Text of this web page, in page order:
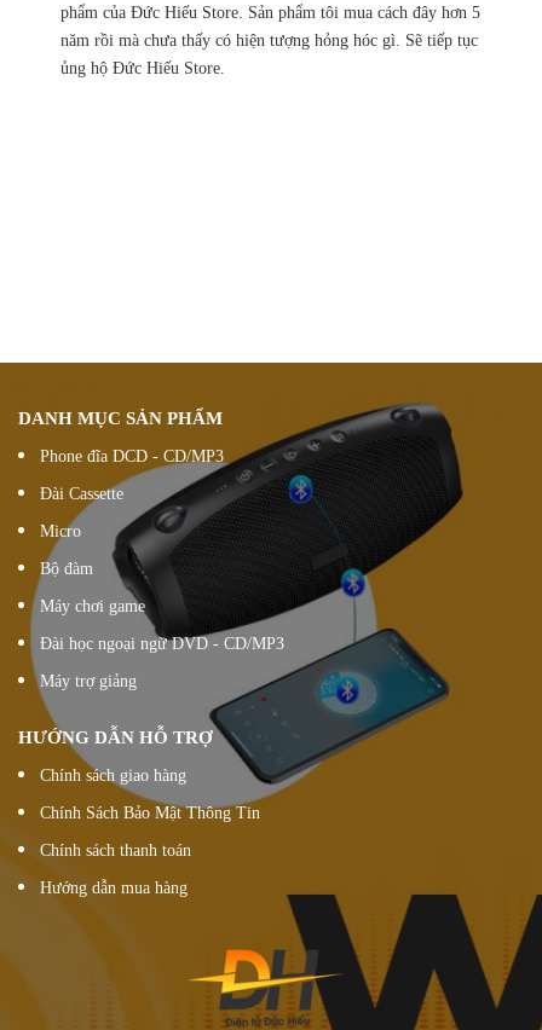
phẩm của Đức Hiếu Store. Sản phẩm tôi mua cách đây hơn 5
năm rồi mà chưa thấy có hiện tượng hỏng hóc gì. Sẽ tiếp tục
ủng hộ Đức Hiếu Store.
DANH MỤC SẢN PHẨM
Phone đĩa DCD - CD/MP3
Đài Cassette
Micro
Bộ đàm
Máy chơi game
Đài học ngoại ngữ DVD - CD/MP3
Máy trợ giảng
HƯỚNG DẪN HỖ TRỢ
Chính sách giao hàng
Chính Sách Bảo Mật Thông Tin
Chính sách thanh toán
Hướng dẫn mua hàng